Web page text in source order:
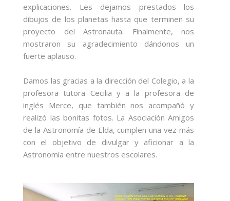
explicaciones. Les dejamos prestados los
dibujos de los planetas hasta que terminen su
proyecto del Astronauta. Finalmente, nos
mostraron su agradecimiento dándonos un
fuerte aplauso.
Damos las gracias a la dirección del Colegio, a la
profesora tutora Cecilia y a la profesora de
inglés Merce, que también nos acompañó y
realizó las bonitas fotos. La Asociación Amigos
de la Astronomía de Elda, cumplen una vez más
con el objetivo de divulgar y aficionar a la
Astronomía entre nuestros escolares.